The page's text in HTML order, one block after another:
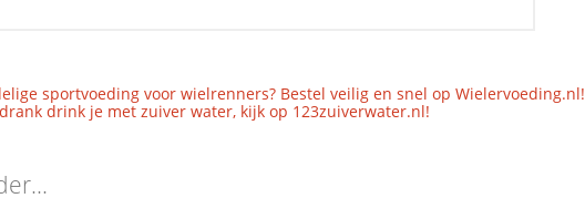
sportvoeding voor wielrenners? Bestel veilig en snel op Wielervoeding.nl!
drink je met zuiver water, kijk op 123zuiverwater.nl!